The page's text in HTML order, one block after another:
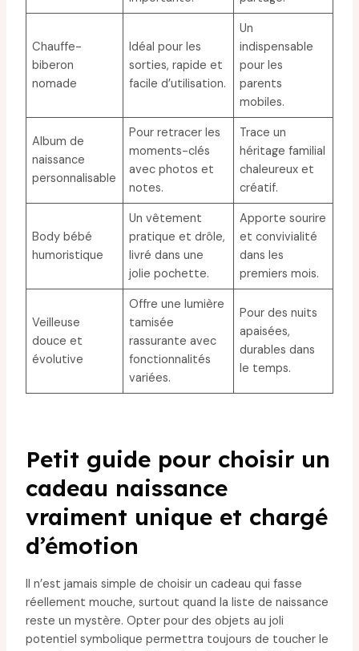
Chauffe-
biberon
nomade
Idéal pour les
sorties, rapide et
facile d’utilisation.
Un
indispensable
pour les
parents
mobiles.
Album de
naissance
personnalisable
Pour retracer les
moments-clés
avec photos et
notes.
Trace un
héritage familial
chaleureux et
créatif.
Body bébé
humoristique
Un vêtement
pratique et drôle,
livré dans une
jolie pochette.
Apporte sourire
et convivialité
dans les
premiers mois.
Veilleuse
douce et
évolutive
Offre une lumière
tamisée
rassurante avec
fonctionnalités
variées.
Pour des nuits
apaisées,
durables dans
le temps.
Petit guide pour choisir un
cadeau naissance
vraiment unique et chargé
d’émotion
Il n’est jamais simple de choisir un cadeau qui fasse
réellement mouche, surtout quand la liste de naissance
reste un mystère. Opter pour des objets au joli
potentiel symbolique permettra toujours de toucher le